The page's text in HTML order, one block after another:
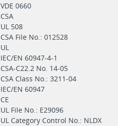
VDE 0660
CSA
UL 508
CSA File No.: 012528
UL
IEC/EN 60947-4-1
CSA-C22.2 No. 14-05
CSA Class No.: 3211-04
IEC/EN 60947
CE
UL File No.: E29096
UL Category Control No.: NLDX